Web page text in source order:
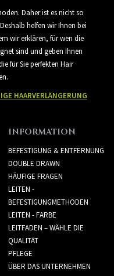
Daher ist es nicht so
helfen wir Ihnen bei
wir erklären, für wen die
sind und geben Ihnen
für Sie perfekten Hair
HAARVERLÄNGERUNG
INFORMATION
BEFESTIGUNG & ENTFERNUNG
DOUBLE DRAWN
HÄUFIGE FRAGEN
LEITEN -
BEFESTIGUNGMETHODEN
LEITEN - FARBE
LEITFADEN – WÄHLE DIE
QUALITÄT
PFLEGE
ÜBER DAS UNTERNEHMEN